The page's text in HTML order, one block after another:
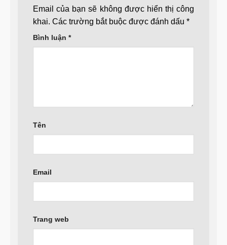
Email của bạn sẽ không được hiển thị công
khai. Các trường bắt buộc được đánh dấu *
Bình luận *
Tên
Email
Trang web